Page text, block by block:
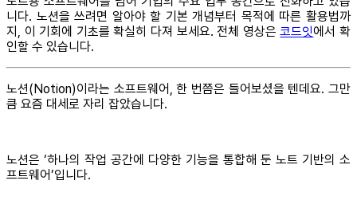
니다. 노션을 쓰려면 알아야 할 기본 개념부터 목적에 따른 활용법까
지, 이 기회에 기초를 확실히 다져 보세요. 전체 영상은코드잇에서 확
인할 수 있습니다.
노션(Notion)이라는 소프트웨어, 한 번쯤은 들어보셨을 텐데요. 그만
큼 요즘 대세로 자리 잡았습니다.
노션은 ‘하나의 작업 공간에 다양한 기능을 통합해 둔 노트 기반의 소
프트웨어’입니다.